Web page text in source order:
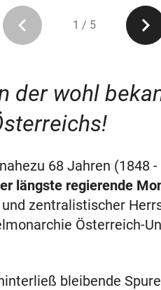
1 / 5
der wohl
68 Jahren (1848
längste regierende
zentralistischer
Österreich-
bleibende